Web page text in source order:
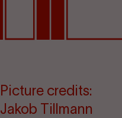
Picture credits:
Jakob Tillmann